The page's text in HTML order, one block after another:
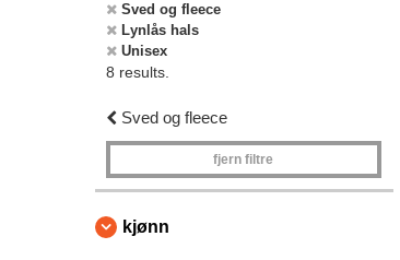
Sved og fleece
Lynlås hals
Unisex
8 results.
Sved og fleece
fjern filtre
kjønn